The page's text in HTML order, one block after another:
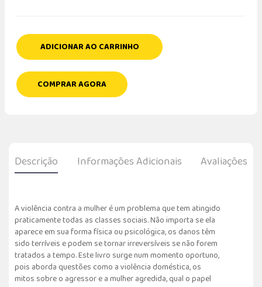
ADICIONAR AO CARRINHO
COMPRAR AGORA
Descrição Informações Adicionais Avaliações
A violência contra a mulher é um problema que tem atingido
praticamente todas as classes sociais. Não importa se ela
aparece em sua forma física ou psicológica, os danos têm
sido terríveis e podem se tornar irreversíveis se não forem
tratados a tempo. Este livro surge num momento oportuno,
pois aborda questões como a violência doméstica, os
mitos sobre o agressor e a mulher agredida, qual o papel